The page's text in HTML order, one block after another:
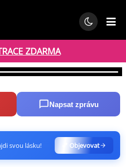
ZDARMA
Napsat zprávu
svou lásku! 💕 Objevovat